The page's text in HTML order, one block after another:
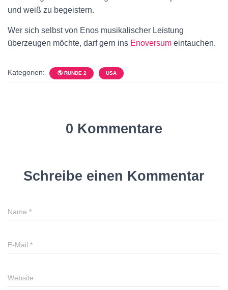
und weiß zu begeistern.
Wer sich selbst von Enos musikalischer Leistung
überzeugen möchte, darf gern ins Enoversum eintauchen.
Kategorien: 🌎 RUNDE 2 USA
0 Kommentare
Schreibe einen Kommentar
Name *
E-Mail *
Website